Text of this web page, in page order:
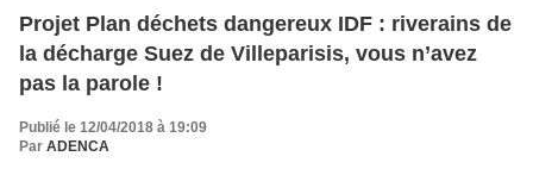
Projet Plan déchets dangereux IDF : riverains de
la décharge Suez de Villeparisis, vous n’avez
pas la parole !
Publié le 12/04/2018 à 19:09
Par ADENCA